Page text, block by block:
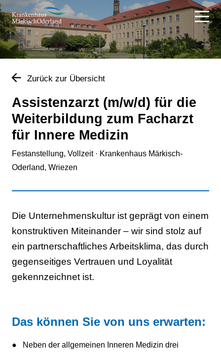
Zurück zur Übersicht
Assistenzarzt (m/w/d) für die
Weiterbildung zum Facharzt
für Innere Medizin
Festanstellung, Vollzeit · Krankenhaus Märkisch-
Oderland, Wriezen
Die Unternehmenskultur ist geprägt von einem
konstruktiven Miteinander – wir sind stolz auf
ein partnerschaftliches Arbeitsklima, das durch
gegenseitiges Vertrauen und Loyalität
gekennzeichnet ist.
Das können Sie von uns erwarten:
Neben der allgemeinen Inneren Medizin drei